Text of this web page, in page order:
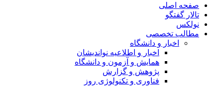
صفحه اصلی
تالار گفتگو
نولکس
مطالب تخصصی
اخبار و دانشگاه
اخبار و اطلاعیه نواندیشان
همایش و آزمون و دانشگاه
پژوهش و گزارش
فناوری و تکنولوژی روز